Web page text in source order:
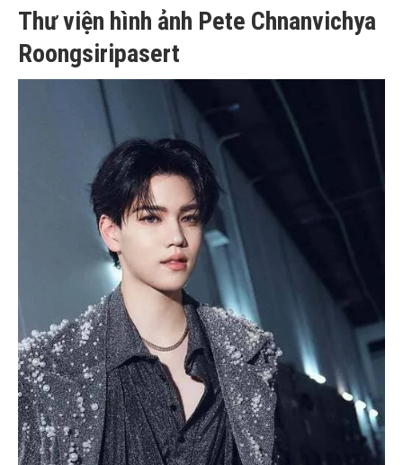
Thư viện hình ảnh Pete Chnanvichya
Roongsiripasert